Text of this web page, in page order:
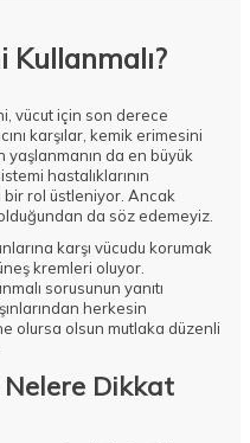
Kullanmalı?
vücut için son derece
karşılar, kemik erimesini
yaşlanmanın da en büyük
hastalıklarının
rol üstleniyor. Ancak
olduğundan da söz edemeyiz.
karşı vücudu korumak
kremleri oluyor.
sorusunun yanıtı
herkesin
olursa olsun mutlaka düzenli
Nelere Dikkat